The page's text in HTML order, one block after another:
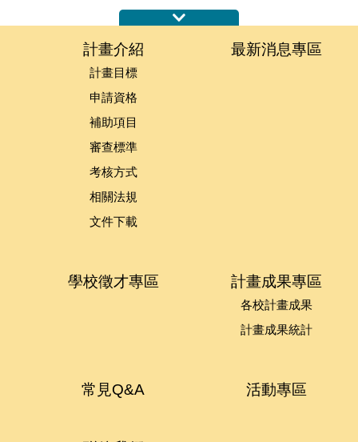
計畫介紹
計畫目標
申請資格
補助項目
審查標準
考核方式
相關法規
文件下載
最新消息專區
學校徵才專區 計畫成果專區
各校計畫成果
計畫成果統計
常見Q&A 活動專區